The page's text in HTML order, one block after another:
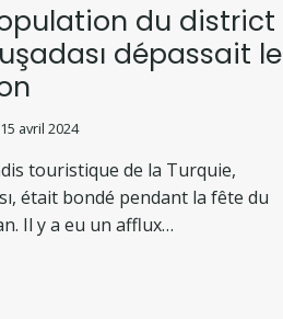
du district
dépassait le
15 avril 2024
touristique de la Turquie,
était bondé pendant la fête du
Il y a eu un afflux…